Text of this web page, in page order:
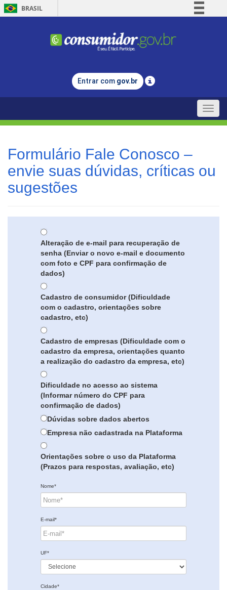
BRASIL
Comunica BR
Legislação
Entrar com gov.br
Toggle
Formulário Fale Conosco –
envie suas dúvidas, críticas ou
sugestões
Alteração de e-mail para recuperação de
senha (Enviar o novo e-mail e documento
com foto e CPF para confirmação de
dados)
Cadastro de consumidor (Dificuldade
com o cadastro, orientações sobre
cadastro, etc)
Cadastro de empresas (Dificuldade com o
cadastro da empresa, orientações quanto
a realização do cadastro da empresa, etc)
Dificuldade no acesso ao sistema
(Informar número do CPF para
confirmação de dados)
Dúvidas sobre dados abertos
Empresa não cadastrada na Plataforma
Orientações sobre o uso da Plataforma
(Prazos para respostas, avaliação, etc)
Nome*
E-mail*
UF*
Cidade*